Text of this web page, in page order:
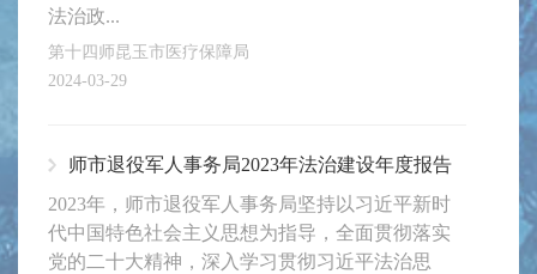
法治政...
第十四师昆玉市医疗保障局
2024-03-29
师市退役军人事务局2023年法治建设年度报告​
2023年，师市退役军人事务局坚持以习近平新时
代中国特色社会主义思想为指导，全面贯彻落实
党的二十大精神，深入学习贯彻习近平法治思